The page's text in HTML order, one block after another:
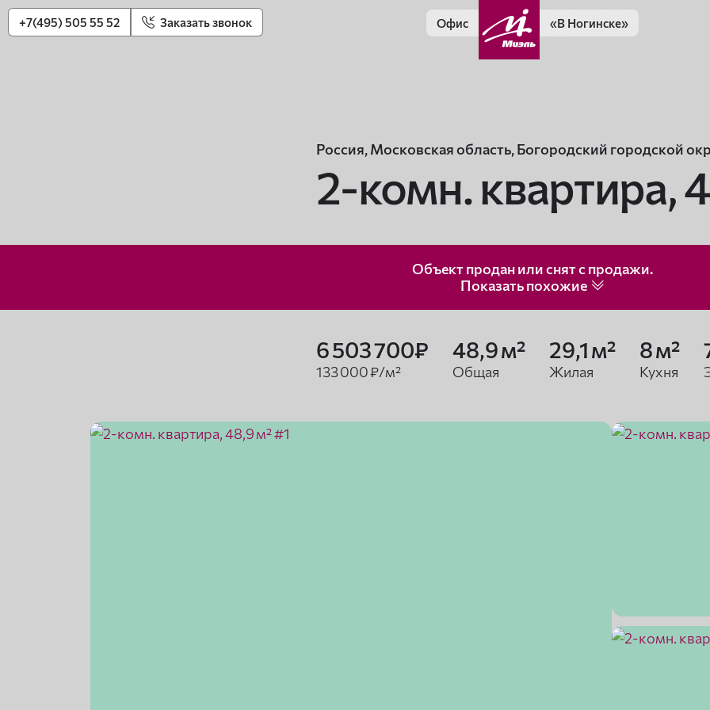
+7(495) 505 55 52 Заказать звонок Офис «В Ногинске»
Россия, Московская область, Богородский городской
2-комн. квартира,
Объект продан или снят с продажи.
Показатьпохожие
6 503 700₽
133 000 ₽/м²
48,9 м²
Общая
29,1 м²
Жилая
8 м²
Кухня